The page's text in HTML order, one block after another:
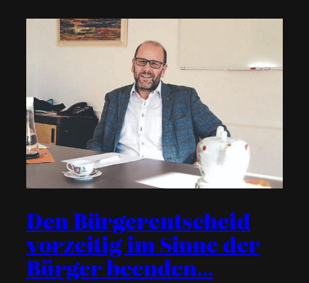
Den Bürgerentscheid
vorzeitig im Sinne der
Bürger beenden…